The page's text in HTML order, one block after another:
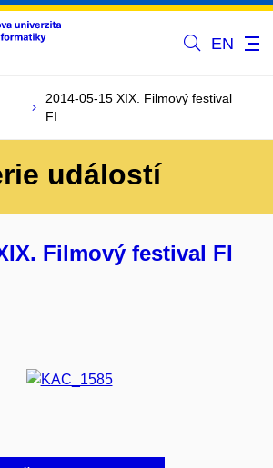
EN
2014-05-15 XIX. Filmový festival
FI
událostí
Filmový festival FI